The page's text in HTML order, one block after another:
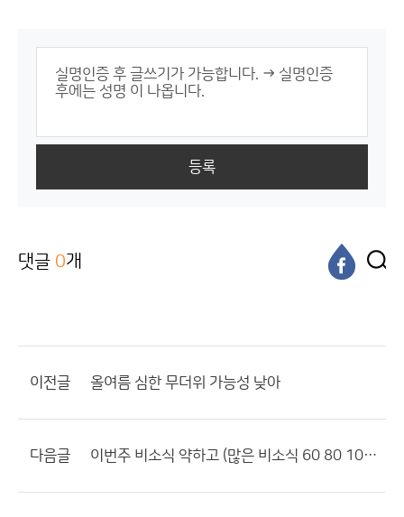
등록
댓글 0개
이전글 올여름 심한 무더위 가능성 낮아
다음글 이번주 비소식 약하고 (많은 비소식 60 80 100mm) 힘들듯